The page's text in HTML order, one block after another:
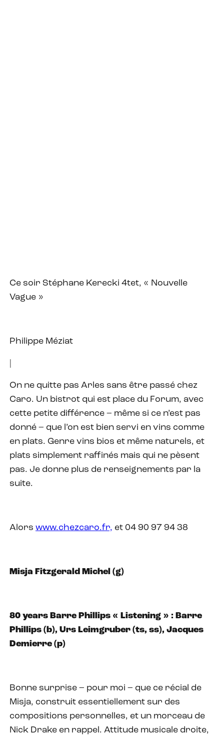
Ce soir Stéphane Kerecki 4tet, « Nouvelle
Vague »
Philippe Méziat
On ne quitte pas Arles sans être passé chez
Caro. Un bistrot qui est place du Forum, avec
cette petite différence – même si ce n’est pas
donné – que l’on est bien servi en vins comme
en plats. Genre vins bios et même naturels, et
plats simplement raffinés mais qui ne pèsent
pas. Je donne plus de renseignements par la
suite.
Alors www.chezcaro.fr, et 04 90 97 94 38
Misja Fitzgerald Michel (g)
80 years Barre Phillips « Listening » : Barre
Phillips (b), Urs Leimgruber (ts, ss), Jacques
Demierre (p)
Bonne surprise – pour moi – que ce récial de
Misja, construit essentiellement sur des
compositions personnelles, et un morceau de
Nick Drake en rappel. Attitude musicale droite,